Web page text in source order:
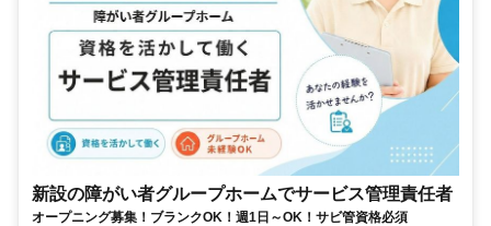
新設の障がい者グループホームでサービス管理責任者
オープニング募集！ブランクOK！週1日～OK！サビ管資格必須